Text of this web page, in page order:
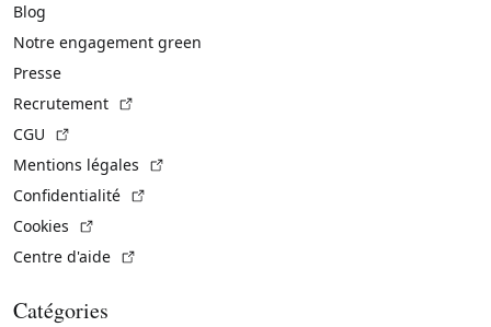
Blog
Notre engagement green
Presse
Recrutement
CGU
Mentions légales
Confidentialité
Cookies
Centre d'aide
Catégories